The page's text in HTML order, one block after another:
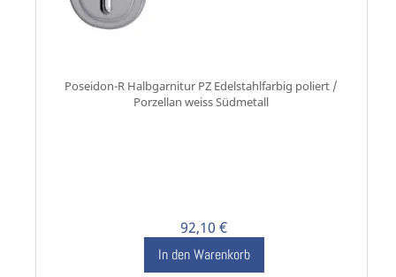
Poseidon-R Halbgarnitur PZ Edelstahlfarbig poliert /
Porzellan weiss Südmetall
92,10 €
In den Warenkorb